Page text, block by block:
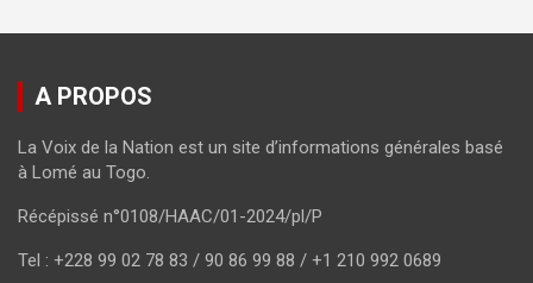
A PROPOS
La Voix de la Nation est un site d’informations générales basé
à Lomé au Togo.
Récépissé n°0108/HAAC/01-2024/pl/P
Tel : +228 99 02 78 83 / 90 86 99 88 / +1 210 992 0689